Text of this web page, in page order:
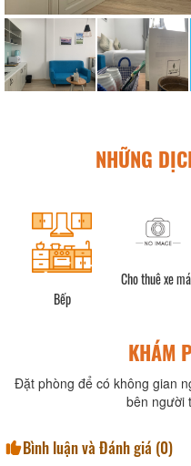
NHỮNG
Bếp
Cho thuê xe
KHÁM
Đặt phòng để có không gian
bên người
Bình luận và Đánh giá (0)